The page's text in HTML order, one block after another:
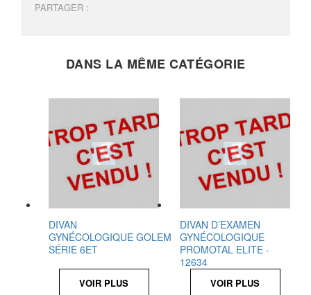
PARTAGER :
DANS LA MÊME CATÉGORIE
DIVAN
GYNÉCOLOGIQUE GOLEM
SÉRIE 6ET
VOIR PLUS
DIVAN D’EXAMEN
GYNÉCOLOGIQUE
PROMOTAL ELITE -
12634
VOIR PLUS